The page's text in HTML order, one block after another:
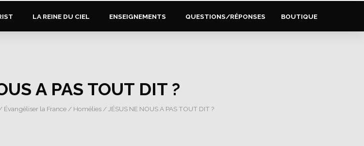
LA REINE DU CIEL ENSEIGNEMENTS QUESTIONS/RÉPONSES BOUTIQUE
A PAS TOUT DIT ?
Évangéliser la France / Homélies / JÉSUS NE NOUS A PAS TOUT DIT ?